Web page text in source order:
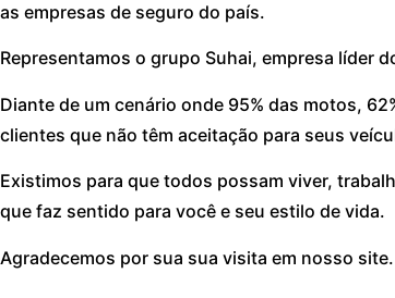
as empresas de seguro do país.
Representamos o grupo Suhai, empresa líder
Diante de um cenário onde 95% das motos,
clientes que não têm aceitação para seus
Existimos para que todos possam viver,
que faz sentido para você e seu estilo de vida.
Agradecemos por sua sua visita em nosso site.